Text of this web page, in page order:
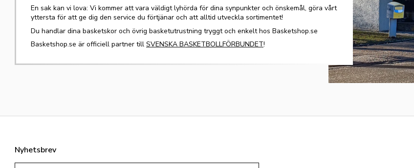
En sak kan vi lova: Vi kommer att vara väldigt lyhörda för dina synpunkter och önskemål, göra vårt
yttersta för att ge dig den service du förtjänar och att alltid utveckla sortimentet!
Du handlar dina basketskor och övrig basketutrustning tryggt och enkelt hos Basketshop.se
Basketshop.se är officiell partner till SVENSKA BASKETBOLLFÖRBUNDET!
Nyhetsbrev